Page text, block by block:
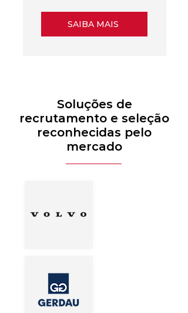
SAIBA MAIS
Soluções de
recrutamento e seleção
reconhecidas pelo
mercado